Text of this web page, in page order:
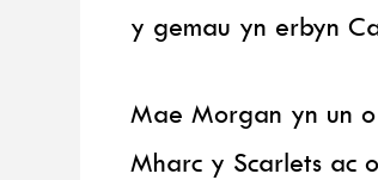
y gemau yn erbyn
Mae Morgan yn un
Mharc y Scarlets ac